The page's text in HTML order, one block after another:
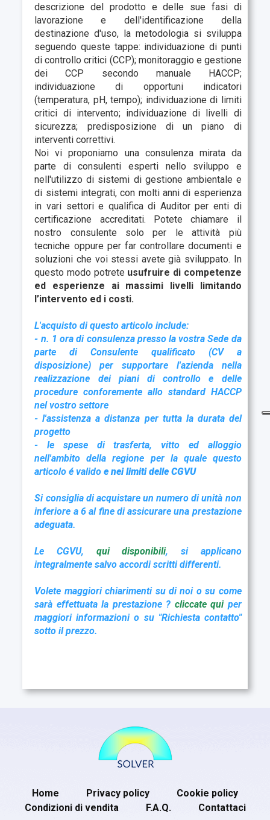
descrizione del prodotto e delle sue fasi di
lavorazione e dell'identificazione della
destinazione d'uso, la metodologia si sviluppa
seguendo queste tappe: individuazione di punti
di controllo critici (CCP); monitoraggio e gestione
deiCCP secondo manuale HACCP;
individuazione di opportuni indicatori
(temperatura, pH, tempo); individuazione di limiti
critici di intervento; individuazione di livelli di
sicurezza; predisposizione di unpiano di
interventi correttivi.
Noi vi proponiamo una consulenza mirata da
parte di consulenti esperti nello sviluppo e
nell'utilizzo di sistemi di gestione ambientale e
di sistemi integrati, con molti anni di esperienza
in vari settori e qualifica di Auditor per enti di
certificazione accreditati. Potete chiamare il
nostro consulente solo per le attività più
tecniche oppure per far controllare documenti e
soluzioni che voi stessi avete già sviluppato. In
questo modo potrete usufruire di competenze
ed esperienze ai massimi livelli limitando
l’intervento ed i costi.
L'acquisto di questo articolo include:
- n. 1 ora di consulenza presso la vostra Sede da
parte di Consulente qualificato (CV a
disposizione) per supportare l'azienda nella
realizzazione dei piani di controllo e delle
procedure conforemente allo standard HACCP
nel vostro settore
- l'assistenza a distanza per tutta la durata del
progetto
- le spese di trasferta, vitto ed alloggio
nell'ambito della regione per la quale questo
articolo é validoe nei limiti delle CGVU
Si consiglia di acquistare un numero di unità non
inferiore a 6 al fine di assicurare una prestazione
adeguata.
Le CGVU, qui disponibili, si applicano
integralmente salvo accordi scritti differenti.
Volete maggiori chiarimenti su di noi o su come
sarà effettuata la prestazione ? cliccate quiper
maggiori informazioni o su "Richiesta contatto"
sotto il prezzo.
Home Privacy policy
Cookie policy
Condizioni di vendita
F.A.Q. Contattaci